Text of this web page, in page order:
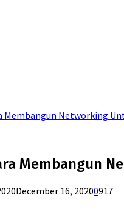
Membangun Networking
Membangun
December 16, 20200917